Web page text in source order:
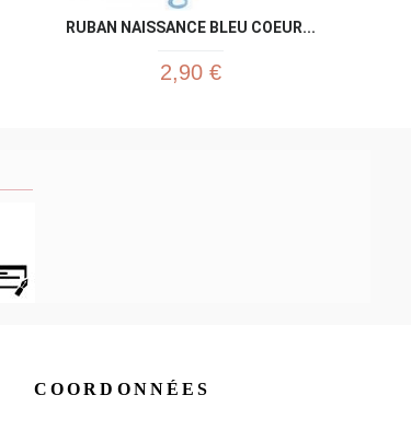
RUBAN NAISSANCE BLEU COEUR...
2,90 €
COORDONNÉES